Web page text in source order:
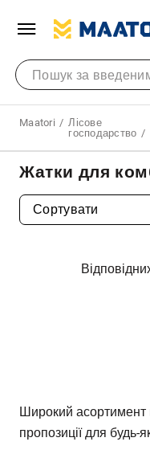
Maatori
Лісове
господарство
Жатки для
Широкий асортимент
пропозиції для будь-